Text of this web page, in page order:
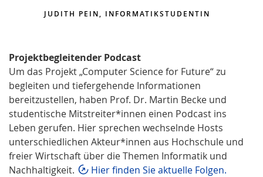
JUDITH PEIN, INFORMATIKSTUDENTIN
Projektbegleitender Podcast
Um das Projekt „Computer Science for Future“ zu
begleiten und tiefergehende Informationen
bereitzustellen, haben Prof. Dr. Martin Becke und
studentische Mitstreiter*innen einen Podcast ins
Leben gerufen. Hier sprechen wechselnde Hosts
unterschiedlichen Akteur*innen aus Hochschule und
freier Wirtschaft über die Themen Informatik und
Nachhaltigkeit.
Hier finden Sie aktuelle Folgen.